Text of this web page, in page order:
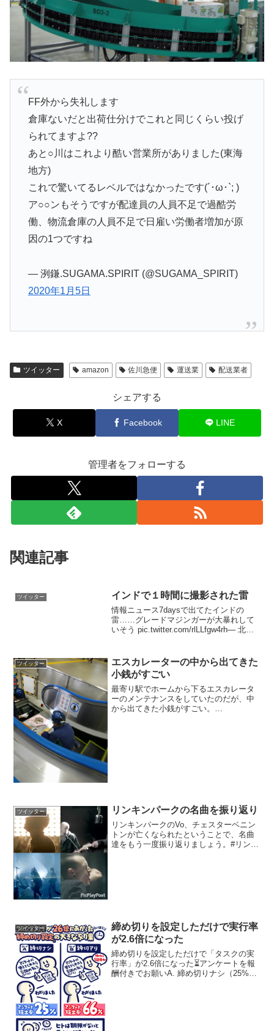
FF外から失礼します
倉庫ないだと出荷仕分けでこれと同じくらい投げ
られてますよ??
あと○川はこれより酷い営業所がありました(東海
地方)
これで驚いてるレベルではなかったです(´･ω･`; )
ア○○ンもそうですが配達員の人員不足で過酷労
働、物流倉庫の人員不足で日雇い労働者増加が原
因の1つですね
— 洌鎌.SUGAMA.SPIRIT (@SUGAMA_SPIRIT)
2020年1月5日
ツイッター amazon 佐川急便 運送業 配送業者
シェアする
X Facebook LINE
管理者をフォローする
関連記事
ツイッター インドで１時間に撮影された雷
情報ニュース7daysで出てたインドの
雷……グレードマジンガーが大暴れして
いそう pic.twitter.com/rlLLfgw4rh— 北川
の...
ツイッター
エスカレーターの中から出てきた
小銭がすごい
最寄り駅でホームから下るエスカレータ
ーのメンテナンスをしていたのだが、中
から出てきた小銭がすごい。
ツイッター リンキンパークの名曲を振り返り
リンキンパークのVo、チェスターベニン
トンが亡くなられたということで、名曲
達をもう一度振り返りましょう。#リンキ
ツイッター
締め切りを設定しただけで実行率
が2.6倍になった
締め切りを設定しただけで「タスクの実
行率」が2.6倍になった⏳アンケートを報
酬付きでお願いA. 締め切りナシ（25%が